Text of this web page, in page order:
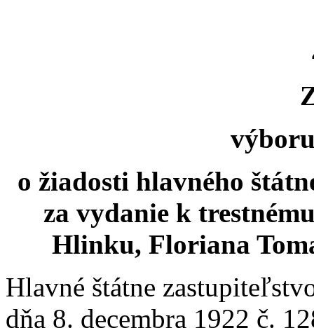
o žiadosti hlavného
za vydanie k
Hlinku, Floriana
Hlavné štátne
dňa 8. decembra 1922 č.